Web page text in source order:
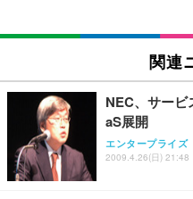
ワーク チェア
レスト 3Dヘッ
ョン PCチェア
務用 おしゃれ
Sezlife オフィス
ワーク チェア
能 人間工学 椅
レスト 3Dヘッ
フック付き（
￥49,979
【整備済み品】
ー フルHD（
ort/VGA スピー
応 ComfortView
り 単品
Smart Basic(ス
限定】 Smart
超厚型 お徳用
関連
NEC、サー
aS展開
エンタープライズ
2009.4.26(日) 21:48